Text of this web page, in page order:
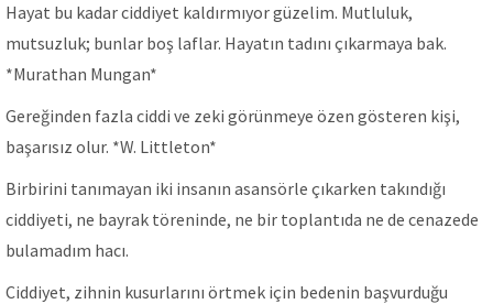
Hayat bu kadar ciddiyet kaldırmıyor güzelim. Mutluluk,
mutsuzluk; bunlar boş laflar. Hayatın tadını çıkarmaya bak.
*Murathan Mungan*
Gereğinden fazla ciddi ve zeki görünmeye özen gösteren kişi,
başarısız olur. *W. Littleton*
Birbirini tanımayan iki insanın asansörle çıkarken takındığı
ciddiyeti, ne bayrak töreninde, ne bir toplantıda ne de cenazede
bulamadım hacı.
Ciddiyet, zihnin kusurlarını örtmek için bedenin başvurduğu